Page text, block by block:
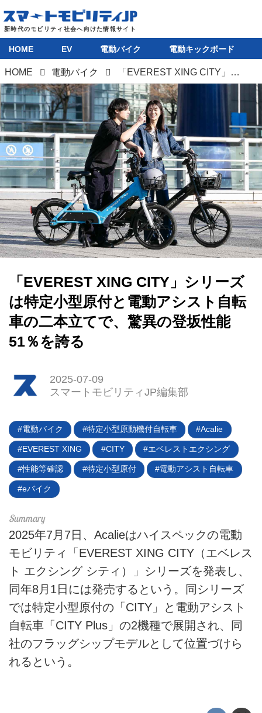
EV
電動バイク
電動キックボード
ライフスタイル
このメディアについて
運営会社
利用規約
プライバシーポリシー
ライター名簿
お問い合せ
HOME EV 電動バイク 電動キックボード
HOME 電動バイク 「EVEREST XING CITY」シリーズは特定小型原付と電動アシスト自転車の二本立てで、驚異の登坂性能51％を誇る
「EVEREST XING CITY」シリーズ
は特定小型原付と電動アシスト自転
車の二本立てで、驚異の登坂性能
51％を誇る
2025-07-09
スマートモビリティJP編集部
電動バイク 特定小型原動機付自転車 Acalie
EVEREST XING CITY エベレストエクシング
性能等確認 特定小型原付 電動アシスト自転車
eバイク
2025年7月7日、Acalieはハイスペックの電動
モビリティ「EVEREST XING CITY（エベレス
ト エクシング シティ）」シリーズを発表し、
同年8月1日には発売するという。同シリーズ
では特定小型原付の「CITY」と電動アシスト
自転車「CITY Plus」の2機種で展開され、同
社のフラッグシップモデルとして位置づけら
れるという。